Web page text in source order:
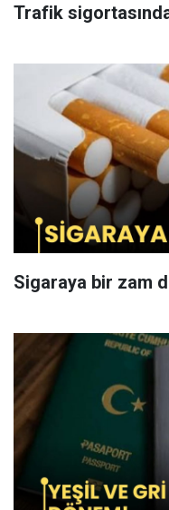
Trafik
Sigaraya bir zam